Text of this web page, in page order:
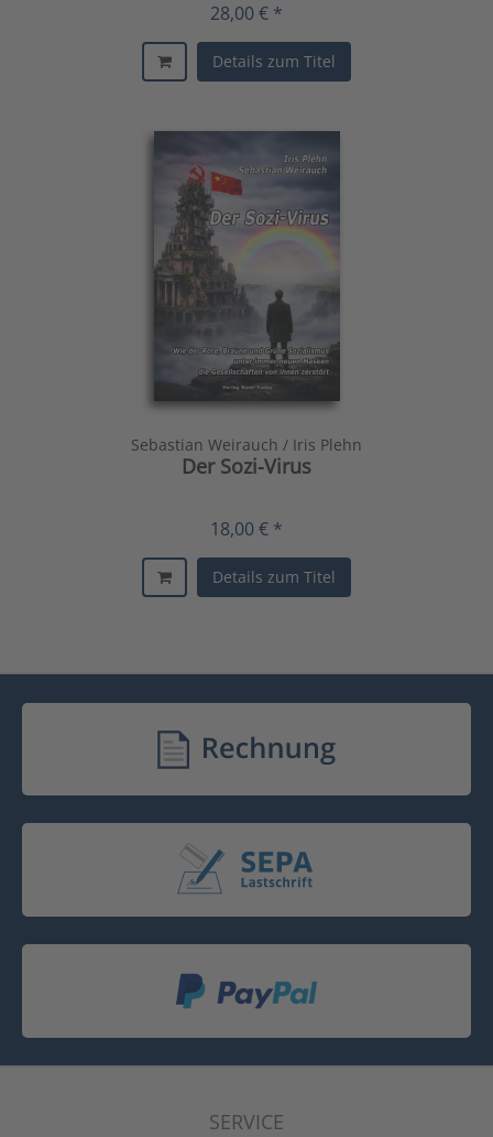
28,00 € *
Details zum Titel
Sebastian Weirauch / Iris Plehn
Der Sozi-Virus
18,00 € *
Details zum Titel
SERVICE